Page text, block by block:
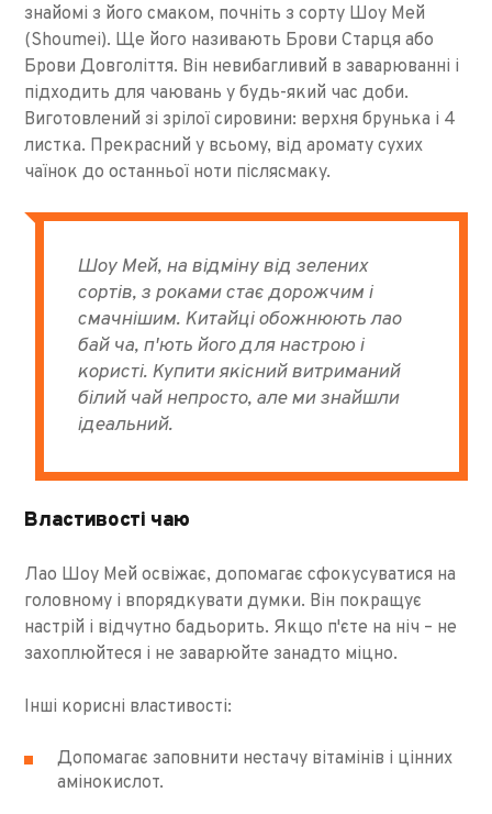
знайомі з його смаком, почніть з сорту Шоу Мей
(Shoumei). Ще його називають Брови Старця або
Брови Довголіття. Він невибагливий в заварюванні і
підходить для чаювань у будь-який час доби.
Виготовлений зі зрілої сировини: верхня брунька і 4
листка. Прекрасний у всьому, від аромату сухих
чаїнок до останньої ноти післясмаку.
Шоу Мей, на відміну від зелених
сортів, з роками стає дорожчим і
смачнішим. Китайці обожнюють лао
бай ча, п'ють його для настрою і
користі. Купити якісний витриманий
білий чай непросто, але ми знайшли
ідеальний.
Властивості чаю
Лао Шоу Мей освіжає, допомагає сфокусуватися на
головному і впорядкувати думки. Він покращує
настрій і відчутно бадьорить. Якщо п'єте на ніч – не
захоплюйтеся і не заварюйте занадто міцно.
Інші корисні властивості:
Допомагає заповнити нестачу вітамінів і цінних
амінокислот.